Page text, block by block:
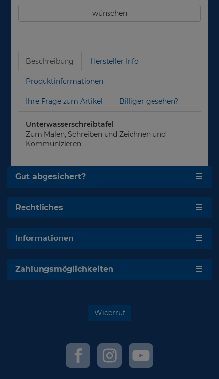
wünschen
Beschreibung Hersteller Info
Produktinformationen
Ihre Frage zum Artikel Billiger gesehen?
Unterwasserschreibtafel
Zum Malen, Schreiben und Zeichnen und
Kommunizieren
Gut abgesichert?
Rechtliches
Informationen
Zahlungsmöglichkeiten
Widerruf